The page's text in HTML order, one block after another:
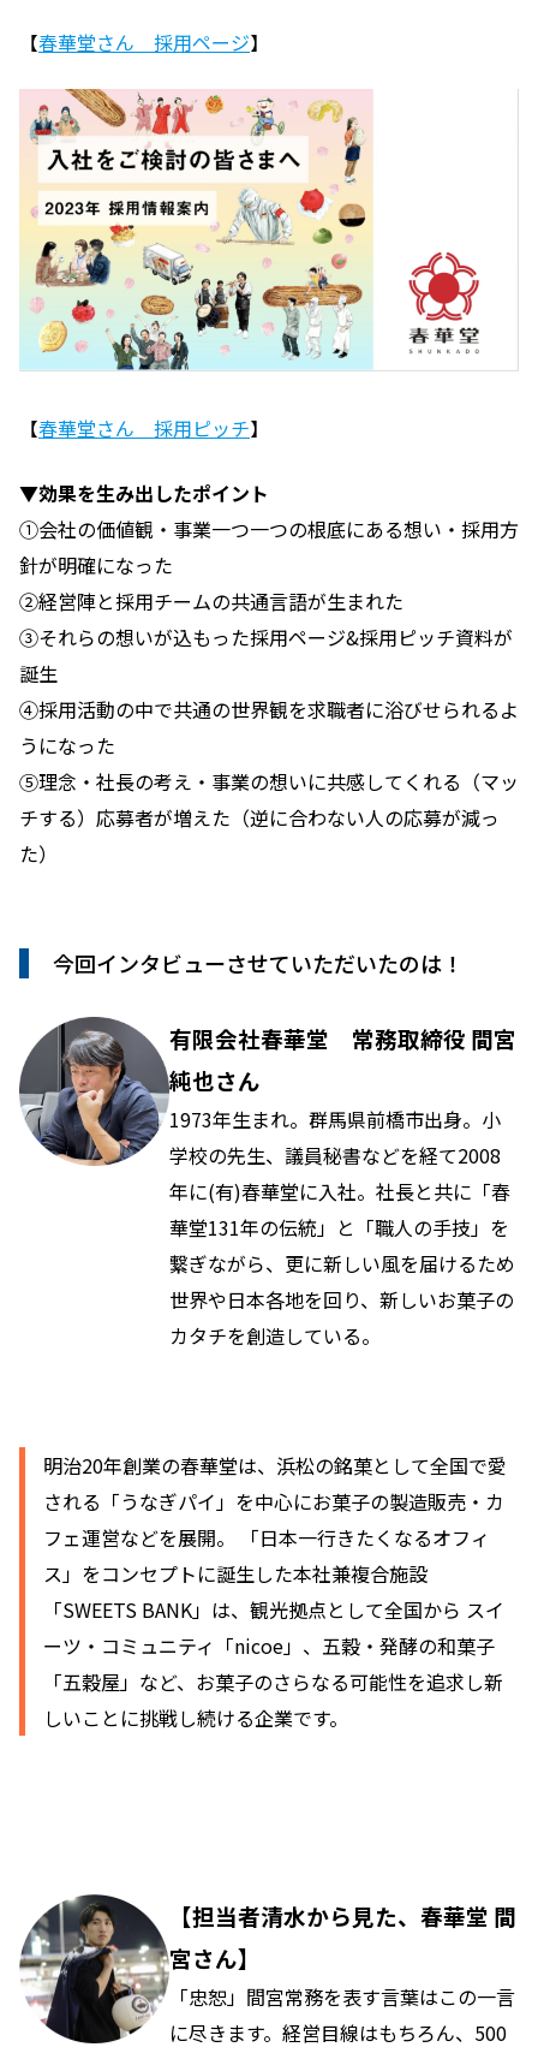
【春華堂さん 採用ページ】
【春華堂さん 採用ピッチ】
▼効果を生み出したポイント
①会社の価値観・事業一つ一つの根底にある想い・採用方
針が明確になった
②経営陣と採用チームの共通言語が生まれた
③それらの想いが込もった採用ページ&採用ピッチ資料が
誕生
④採用活動の中で共通の世界観を求職者に浴びせられるよ
うになった
⑤理念・社長の考え・事業の想いに共感してくれる（マッ
チする）応募者が増えた（逆に合わない人の応募が減っ
た）
今回インタビューさせていただいたのは！
有限会社春華堂 常務取締役 間宮
純也さん
1973年生まれ。群馬県前橋市出身。小
学校の先生、議員秘書などを経て2008
年に(有)春華堂に入社。社長と共に「春
華堂131年の伝統」と「職人の手技」を
繋ぎながら、更に新しい風を届けるため
世界や日本各地を回り、新しいお菓子の
カタチを創造している。
明治20年創業の春華堂は、浜松の銘菓として全国で愛
される「うなぎパイ」を中心にお菓子の製造販売・カ
フェ運営などを展開。 「日本一行きたくなるオフィ
ス」をコンセプトに誕生した本社兼複合施設
「SWEETS BANK」は、観光拠点として全国から スイ
ーツ・コミュニティ「nicoe」、五穀・発酵の和菓子
「五穀屋」など、お菓子のさらなる可能性を追求し新
しいことに挑戦し続ける企業です。
【担当者清水から見た、春華堂 間
宮さん】
「忠恕」間宮常務を表す言葉はこの一言
に尽きます。経営目線はもちろん、500